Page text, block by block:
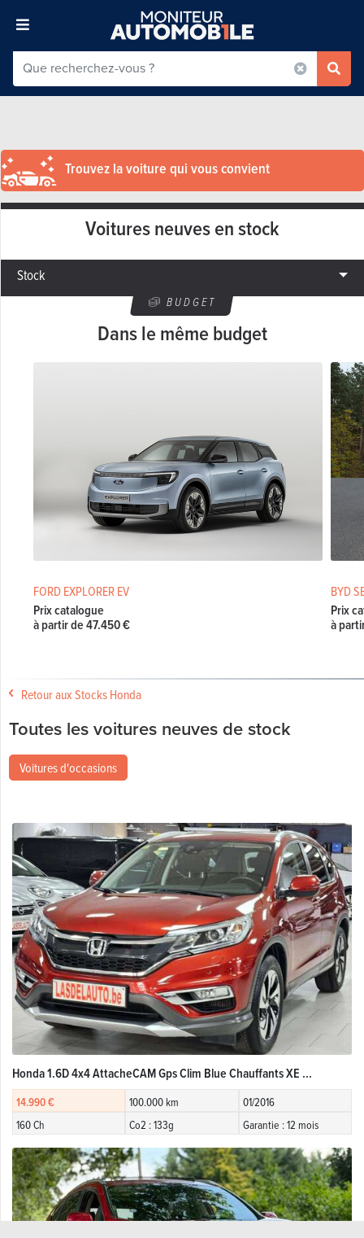
Trouvez la voiture qui vous convient
Voitures neuves en stock
Stock
BUDGET
Dans le même budget
FORD EXPLORER EV
Prix catalogue
à partir de 47.450 €
BYD
Prix
à
Retour aux Stocks Honda
Toutes les voitures neuves de stock
Voitures d'occasions
Honda 1.6D 4x4 AttacheCAM Gps Clim Blue Chauffants XE ...
14.990 € 100.000 km
01/2016
160 Ch
Co2 : 133g Garantie : 12 mois